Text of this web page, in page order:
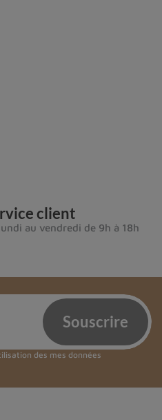
votre personnalité
client
au vendredi de 9h à 18h
des mes données